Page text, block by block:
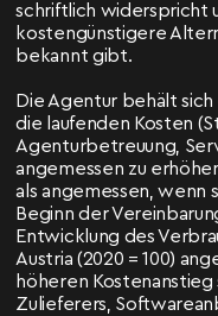
schriftlich widerspricht
kostengünstigere
bekannt gibt.
Die Agentur behält
die laufenden Kosten
Agenturbetreuung,
angemessen zu
als angemessen, wenn
Beginn der
Entwicklung des
Austria (2020 = 100)
höheren
Zulieferers,